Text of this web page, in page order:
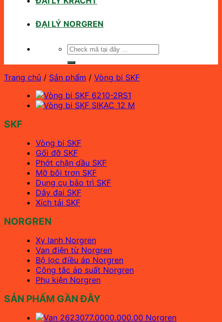
ĐẠI LÝ NORGREN
Tìm
Trang chủ / Sản phẩm / Vòng bi SKF
SKF
Vòng bi SKF
Gối đỡ SKF
Phớt chặn dầu SKF
Mỡ bôi trơn SKF
Dụng cụ bảo trì SKF
Dây đai SKF
Xích tải SKF
NORGREN
Xy lanh Norgren
Van điện từ Norgren
Bộ lọc điều áp Norgren
Công tắc áp suất Norgren
Phụ kiện Norgren
SẢN PHẨM GẦN ĐÂY